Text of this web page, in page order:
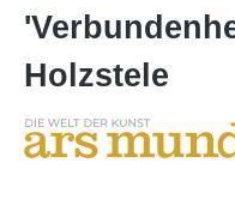
Holzstele